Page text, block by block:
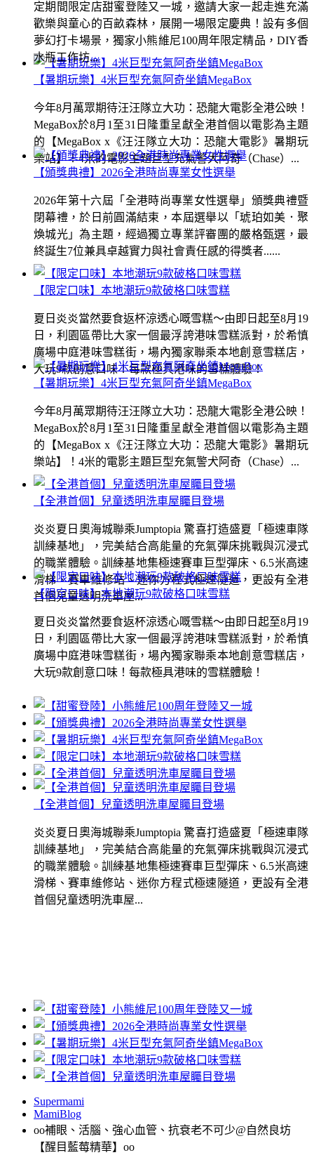
【暑期玩樂】4米巨型充氣阿奇坐鎮MegaBox
今年8月萬眾期待汪汪隊立大功：恐龍大電影全港公映！
MegaBox於8月1至31日隆重呈獻全港首個以電影為主題
的【MegaBox x《汪汪隊立大功：恐龍大電影》暑期玩
樂站】！4米的電影主題巨型充氣警犬阿奇（Chase）...
【限定口味】本地潮玩9款破格口味雪糕
夏日炎炎當然要食返杯涼透心嘅雪糕～由即日起至8月19
日，利園區帶比大家一個最浮誇港味雪糕派對，於希慎
廣場中庭港味雪糕街，場內獨家聯乘本地創意雪糕店，
大玩9款創意口味！每款極具港味的雪糕體驗！
【全港首個】兒童透明洗車屋矚目登場
炎炎夏日奧海城聯乘Jumptopia 驚喜打造盛夏「極速車隊
訓練基地」，完美結合高能量的充氣彈床挑戰與沉浸式
的職業體驗。訓練基地集極速賽車巨型彈床、6.5米高速
滑梯、賽車維修站、迷你方程式極速隧道，更設有全港
首個兒童透明洗車屋...
定期間限定店甜蜜登陸又一城，邀請大家一起走進充滿
歡樂與童心的百畝森林，展開一場限定慶典！設有多個
夢幻打卡場景，獨家小熊維尼100周年限定精品，DIY香
水瓶工作坊...
【頒獎典禮】2026全港時尚專業女性選舉
2026年第十六屆「全港時尚專業女性選舉」頒獎典禮暨
閉幕禮，於日前圓滿結束，本屆選舉以「琥珀如美．聚
煥城光」為主題，經過獨立專業評審團的嚴格甄選，最
終誕生7位兼具卓越實力與社會責任感的得獎者......
【暑期玩樂】4米巨型充氣阿奇坐鎮MegaBox
今年8月萬眾期待汪汪隊立大功：恐龍大電影全港公映！
MegaBox於8月1至31日隆重呈獻全港首個以電影為主題
的【MegaBox x《汪汪隊立大功：恐龍大電影》暑期玩
樂站】！4米的電影主題巨型充氣警犬阿奇（Chase）...
【限定口味】本地潮玩9款破格口味雪糕
夏日炎炎當然要食返杯涼透心嘅雪糕～由即日起至8月19
日，利園區帶比大家一個最浮誇港味雪糕派對，於希慎
廣場中庭港味雪糕街，場內獨家聯乘本地創意雪糕店，
大玩9款創意口味！每款極具港味的雪糕體驗！
【全港首個】兒童透明洗車屋矚目登場
炎炎夏日奧海城聯乘Jumptopia 驚喜打造盛夏「極速車隊
訓練基地」，完美結合高能量的充氣彈床挑戰與沉浸式
的職業體驗。訓練基地集極速賽車巨型彈床、6.5米高速
滑梯、賽車維修站、迷你方程式極速隧道，更設有全港
首個兒童透明洗車屋...
Supermami
MamiBlog
oo補眼、活腦、強心血管、抗衰老不可少@自然良坊
【醒目藍莓精華】oo